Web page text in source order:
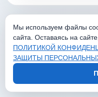
Мы используем файлы
сайта. Оставаясь на
ПОЛИТИКОЙ
ЗАЩИТЫ